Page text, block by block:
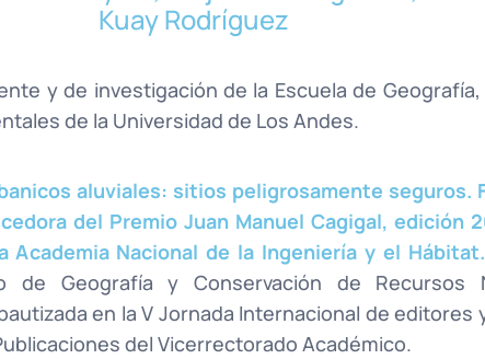
Kuay Rodríguez
y de investigación de la Escuela de
de la Universidad de Los Andes.
aluviales: sitios peligrosamente seguros.
del Premio Juan Manuel Cagigal, edición
Nacional de la Ingeniería y el Hábitat.
de Geografía y Conservación de Recursos
en la V Jornada Internacional de editores
del Vicerrectorado Académico.